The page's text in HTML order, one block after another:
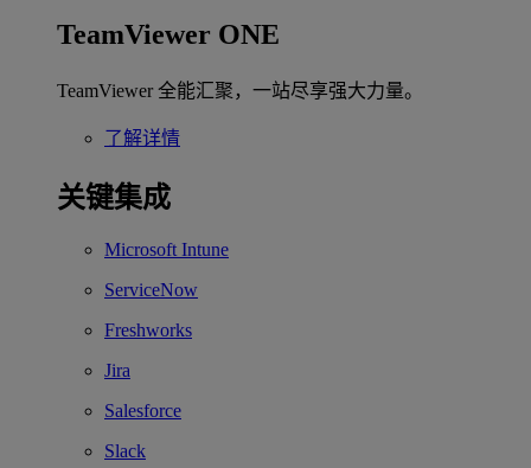
TeamViewer ONE
TeamViewer 全能汇聚，一站尽享强大力量。
了解详情
关键集成
Microsoft Intune
ServiceNow
Freshworks
Jira
Salesforce
Slack